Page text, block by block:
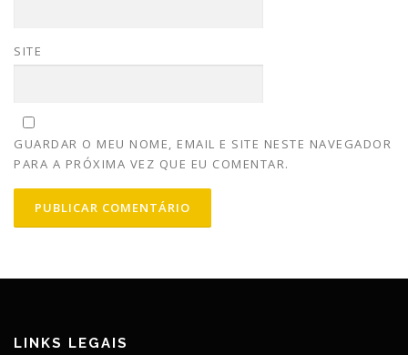
SITE
GUARDAR O MEU NOME, EMAIL E SITE NESTE NAVEGADOR
PARA A PRÓXIMA VEZ QUE EU COMENTAR.
LINKS LEGAIS